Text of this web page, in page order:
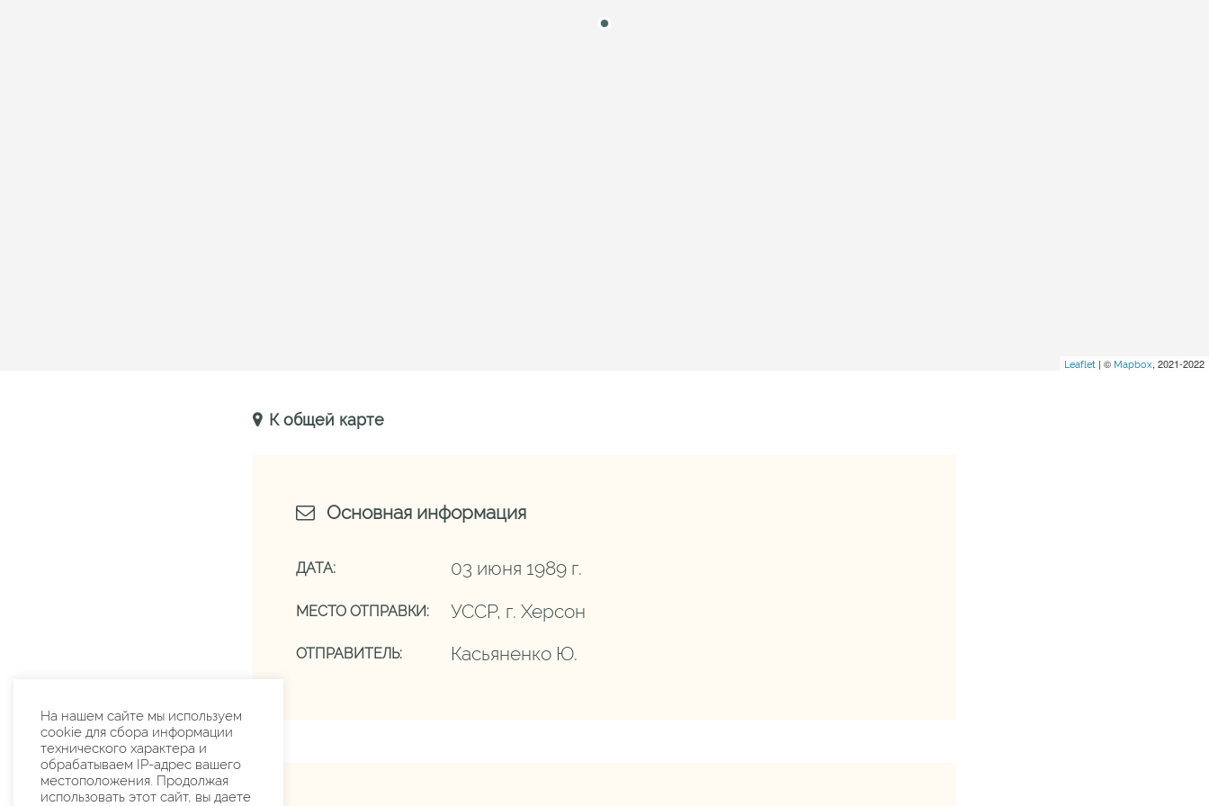
Leaflet | © Mapbox, 2021-2022
К общей карте
Основная информация
ДАТА: 03 июня 1989 г.
МЕСТО ОТПРАВКИ: УССР, г. Херсон
ОТПРАВИТЕЛЬ: Касьяненко Ю.
На нашем сайте мы используем
cookie для сбора информации
технического характера и
обрабатываем IP-адрес вашего
местоположения. Продолжая
использовать этот сайт, вы даете